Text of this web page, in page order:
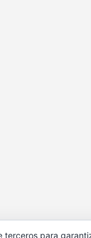
terceros para